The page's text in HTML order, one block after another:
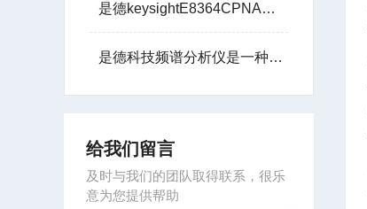
是德keysightE8364CPNA微波网络分析仪10M至50G
是德科技频谱分析仪是一种用于测量电信号频谱特性的电子测量仪器
给我们留言
及时与我们的团队取得联系，很乐
意为您提供帮助